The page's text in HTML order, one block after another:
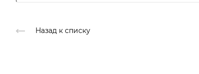
Назад к списку